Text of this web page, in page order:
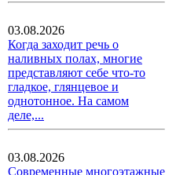
03.08.2026
Когда заходит речь о
наливных полах, многие
представляют себе что-то
гладкое, глянцевое и
однотонное. На самом
деле,...
03.08.2026
Современные многоэтажные